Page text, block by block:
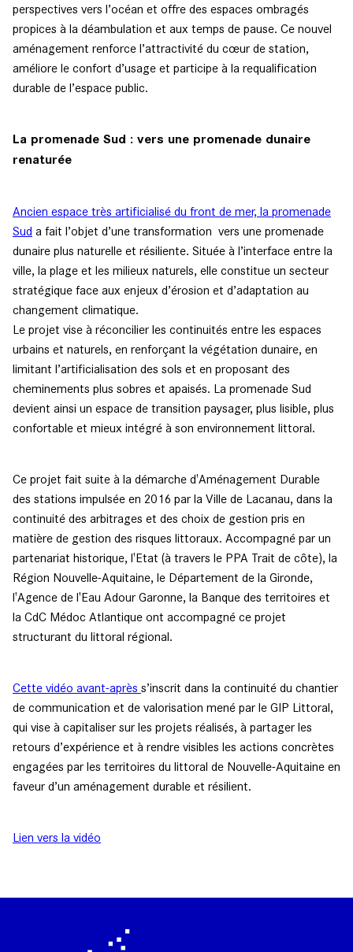
perspectives vers l’océan et offre des espaces ombragés
propices à la déambulation et aux temps de pause. Ce nouvel
aménagement renforce l’attractivité du cœur de station,
améliore le confort d’usage et participe à la requalification
durable de l’espace public.
La promenade Sud : vers une promenade dunaire
renaturée
Ancien espace très artificialisé du front de mer, la promenade
Sud a fait l’objet d’une transformation vers une promenade
dunaire plus naturelle et résiliente. Située à l’interface entre la
ville, la plage et les milieux naturels, elle constitue un secteur
stratégique face aux enjeux d’érosion et d’adaptation au
changement climatique.
Le projet vise à réconcilier les continuités entre les espaces
urbains et naturels, en renforçant la végétation dunaire, en
limitant l’artificialisation des sols et en proposant des
cheminements plus sobres et apaisés. La promenade Sud
devient ainsi un espace de transition paysager, plus lisible, plus
confortable et mieux intégré à son environnement littoral.
Ce projet fait suite à la démarche d'Aménagement Durable
des stations impulsée en 2016 par la Ville de Lacanau, dans la
continuité des arbitrages et des choix de gestion pris en
matière de gestion des risques littoraux. Accompagné par un
partenariat historique, l'Etat (à travers le PPA Trait de côte), la
Région Nouvelle-Aquitaine, le Département de la Gironde,
l'Agence de l'Eau Adour Garonne, la Banque des territoires et
la CdC Médoc Atlantique ont accompagné ce projet
structurant du littoral régional.
Cette vidéo avant-après s’inscrit dans la continuité du chantier
de communication et de valorisation mené par le GIP Littoral,
qui vise à capitaliser sur les projets réalisés, à partager les
retours d’expérience et à rendre visibles les actions concrètes
engagées par les territoires du littoral de Nouvelle-Aquitaine en
faveur d’un aménagement durable et résilient.
Lien vers la vidéo